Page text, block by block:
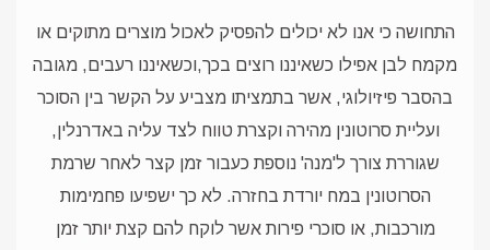
התחושה כי אנו לא יכולים להפסיק לאכול מוצרים מתוקים או
מקמח לבן אפילו כשאיננו רוצים בכך,וכשאיננו רעבים, מגובה
בהסבר פיזיולוגי, אשר בתמציתו מצביע על הקשר בין הסוכר
ועליית סרוטונין מהירה וקצרת טווח לצד עליה באדרנלין,
שגוררת צורך ל'מנה' נוספת כעבור זמן קצר לאחר שרמת
הסרוטונין במח יורדת בחזרה. לא כך ישפיעו פחמימות
מורכבות, או סוכרי פירות אשר לוקח להם קצת יותר זמן